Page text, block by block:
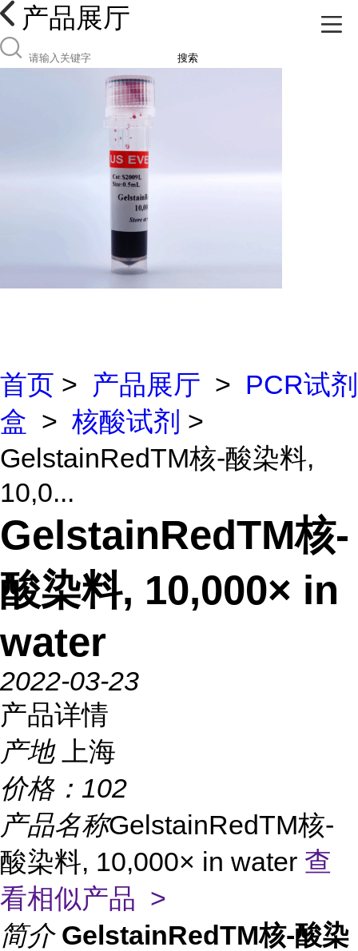
产品展厅
搜索
首页 > 产品展厅 > PCR试剂
盒 > 核酸试剂 >
GelstainRedTM核-酸染料,
10,0...
GelstainRedTM核-
酸染料, 10,000× in
water
2022-03-23
产品详情
产地
上海
价格： 102
产品名称GelstainRedTM核-
酸染料, 10,000× in water 查
看相似产品 >
简介 GelstainRedTM核-酸染